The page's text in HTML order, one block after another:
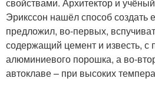
Эрикссон нашёл способ создать
предложил, во-первых,
содержащий цемент и известь,
алюминиевого порошка, а во-
автоклаве – при высоких